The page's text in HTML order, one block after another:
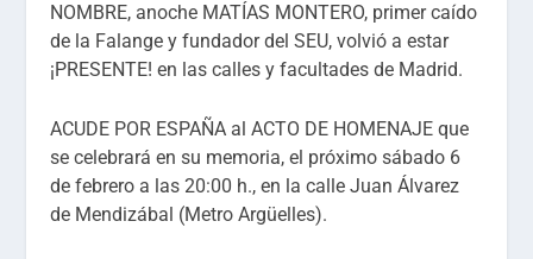
NOMBRE, anoche MATÍAS MONTERO, primer caído
de la Falange y fundador del SEU, volvió a estar
¡PRESENTE! en las calles y facultades de Madrid.
ACUDE POR ESPAÑA al ACTO DE HOMENAJE que
se celebrará en su memoria, el próximo sábado 6
de febrero a las 20:00 h., en la calle Juan Álvarez
de Mendizábal (Metro Argüelles).